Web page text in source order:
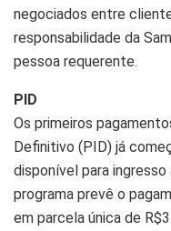
negociados entre
responsabilidade da
pessoa requerente.
PID
Os primeiros
Definitivo (PID) já
disponível para
programa prevê o
em parcela única de